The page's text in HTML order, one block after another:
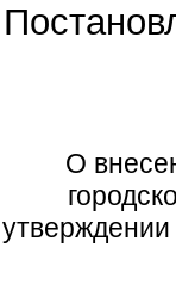
О
утверждении